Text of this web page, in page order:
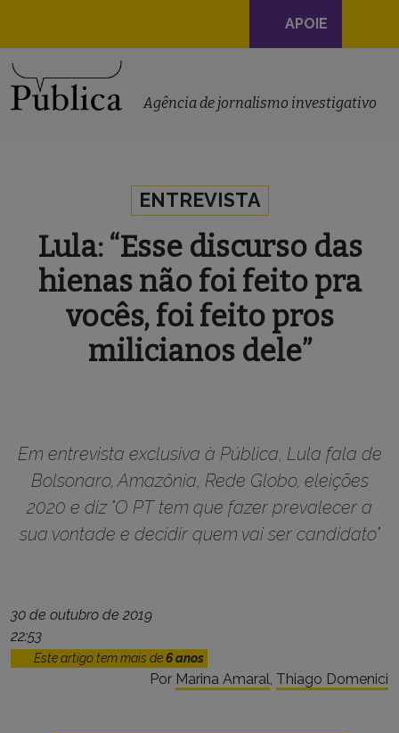
Navegação
principal
APOIE
Agência de jornalismo investigativo
ENTREVISTA
Lula: “Esse discurso das
hienas não foi feito pra
vocês, foi feito pros
milicianos dele”
Em entrevista exclusiva à Pública, Lula fala de
Bolsonaro, Amazônia, Rede Globo, eleições
2020 e diz "O PT tem que fazer prevalecer a
sua vontade e decidir quem vai ser candidato"
30 de outubro de 2019
22:53
Este artigo tem mais de6 anos
Por Marina Amaral Thiago Domenici